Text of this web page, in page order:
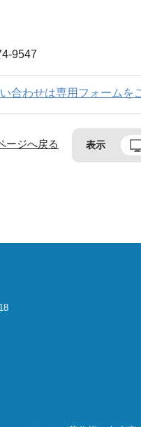
9547
合わせは専用フォームを
ージへ戻る 表示